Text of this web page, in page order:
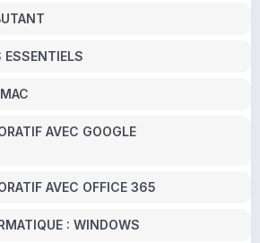
ESSENTIELS
AVEC GOOGLE
AVEC OFFICE 365
: WINDOWS